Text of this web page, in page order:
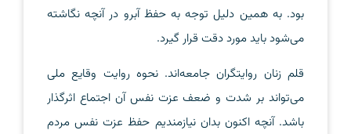
بود. به همین دلیل توجه به حفظ آبرو در آنچه نگاشته
می‌شود باید مورد دقت قرار گیرد.
قلم زنان روایتگران جامعه‌اند. نحوه روایت وقایع ملی
می‌تواند بر شدت و ضعف عزت نفس آن اجتماع اثرگذار
باشد. آنچه اکنون بدان نیازمندیم حفظ عزت نفس مردم